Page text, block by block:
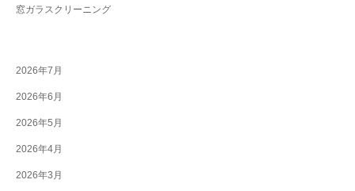
窓ガラスクリーニング
2026年7月
2026年6月
2026年5月
2026年4月
2026年3月